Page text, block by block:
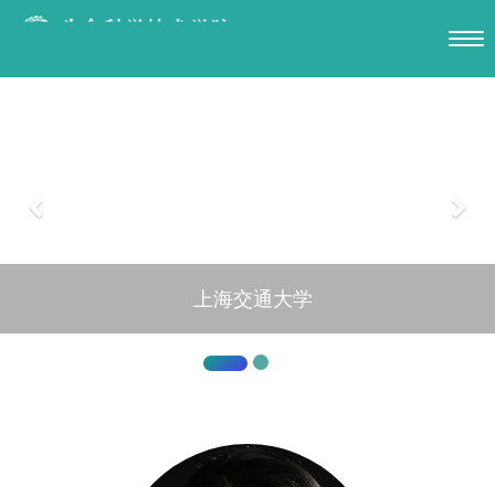
上海交通大学